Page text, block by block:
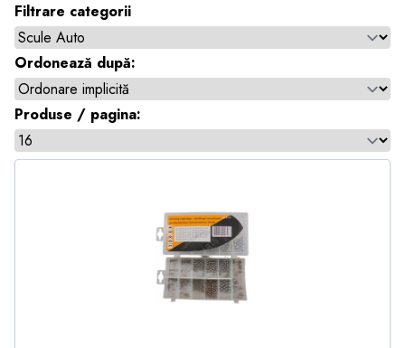
Filtrare categorii
Ordonează după:
Produse / pagina: